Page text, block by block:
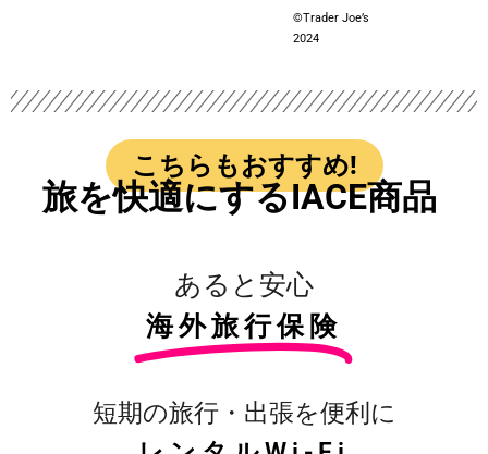
©️Trader Joe’s
2024
こちらもおすすめ!
旅を快適にするIACE商品
あると安心
海外旅行保険
短期の旅行・出張を便利に